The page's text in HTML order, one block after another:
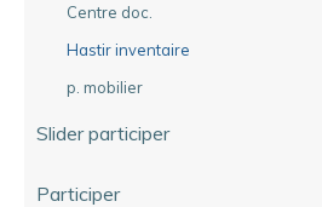
Centre doc.
Hastir inventaire
p. mobilier
Slider participer
Participer